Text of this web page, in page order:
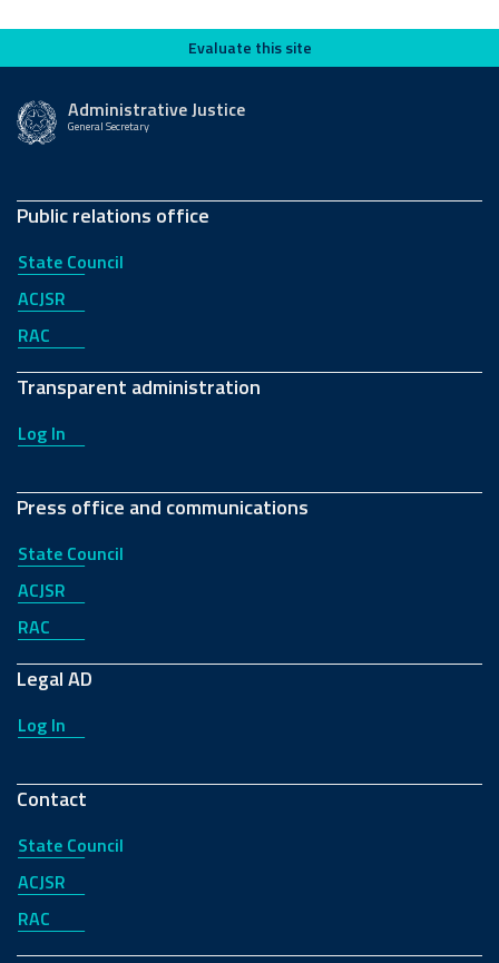
Evaluate this siteEvaluate this site
Administrative Justice
General Secretary
Public relations office
State Council
ACJSR
RAC
Transparent administration
Log In
Press office and communications
State Council
ACJSR
RAC
Legal AD
Log In
Contact
State Council
ACJSR
RAC